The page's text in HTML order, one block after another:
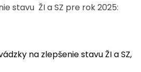
stavu ŽI a SZ pre rok 2025:
na zlepšenie stavu ŽI a SZ,